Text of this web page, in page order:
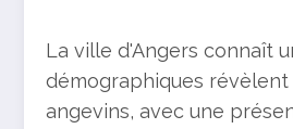
La ville d'Angers connaît
démographiques
angevins, avec une